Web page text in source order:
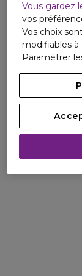
Vous gardez
vos
Vos choix
modifiables
Paramétrer